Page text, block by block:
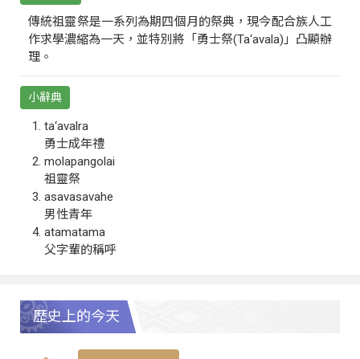
傳統祖靈祭是一系列為期四個月的祭典，現今配合族人工
作求學濃縮為一天，並特別將「勇士祭(Ta‘avala)」凸顯辦
理。
小辭典
ta‘avalra
勇士成年禮
molapangolai
祖靈祭
asavasavahe
男性青年
atamatama
父字輩的稱呼
歷史上的今天